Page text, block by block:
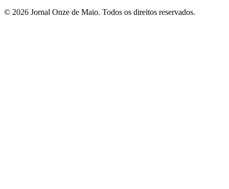
© 2026 Jornal Onze de Maio. Todos os direitos reservados.